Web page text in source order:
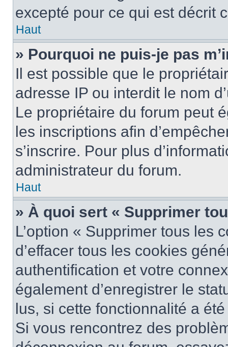
excepté pour ce qui est décrit
Haut
» Pourquoi ne puis-je pas
Il est possible que le
adresse IP ou interdit le nom
Le propriétaire du forum peut
les inscriptions afin
s’inscrire. Pour plus
administrateur du forum.
Haut
» À quoi sert « Supprimer
L’option « Supprimer tous les
d’effacer tous les cookies
authentification et votre
également d’enregistrer le
lus, si cette fonctionnalité a
Si vous rencontrez des